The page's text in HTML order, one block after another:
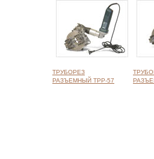
ТРУБОРЕЗ
РАЗЪЕМНЫЙ ТРР-57